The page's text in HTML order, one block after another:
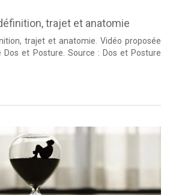
trajet et anatomie
trajet et anatomie. Vidéo proposée
Dos et Posture. Source : Dos et Posture